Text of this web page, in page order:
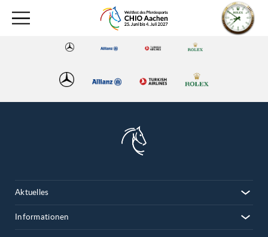
Aktuelles
Informationen